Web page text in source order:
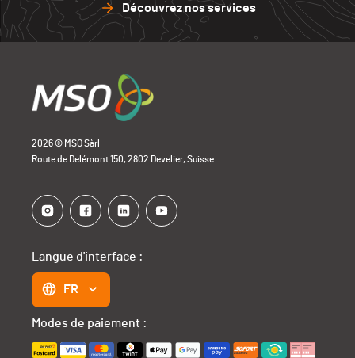
Découvrez nos services
2026 © MSO Sàrl
Route de Delémont 150, 2802 Develier, Suisse
Langue d'interface :
FR
Modes de paiement :